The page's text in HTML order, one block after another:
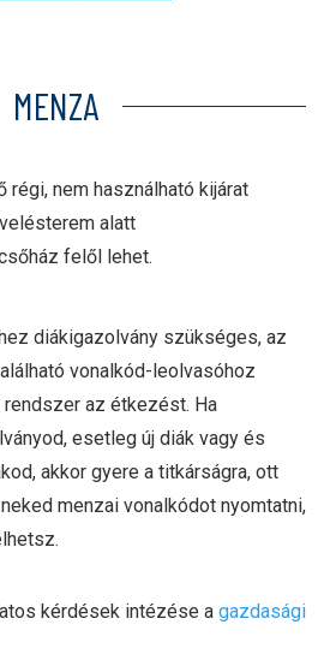
MENZA
régi, nem használható kijárat
alatt
felől lehet.
diákigazolvány szükséges, az
vonalkód-leolvasóhoz
rendszer az étkezést. Ha
esetleg új diák vagy és
akkor gyere a titkárságra, ott
menzai vonalkódot nyomtatni,
kérdések intézése a gazdasági